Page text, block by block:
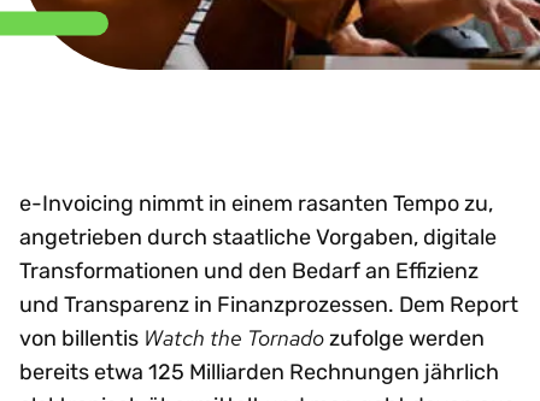
e-Invoicing nimmt in einem rasanten Tempo zu,
angetrieben durch staatliche Vorgaben, digitale
Transformationen und den Bedarf an Effizienz
und Transparenz in Finanzprozessen. Dem Report
von billentis Watch the Tornadozufolge werden
bereits etwa 125 Milliarden Rechnungen jährlich